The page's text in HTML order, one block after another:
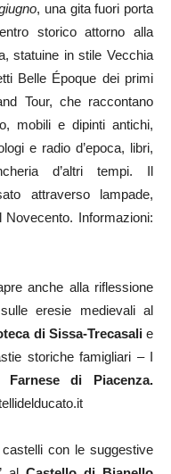
, una gita fuori porta
storico attorno alla
statuine in stile Vecchia
Belle Époque dei primi
Tour, che raccontano
mobili e dipinti antichi,
e radio d’epoca, libri,
d’altri tempi. Il
attraverso lampade,
Informazioni:
anche alla riflessione
eresie medievali al
di Sissa-Trecasali e
storiche famigliari – I
Farnese di Piacenza.
con le suggestive